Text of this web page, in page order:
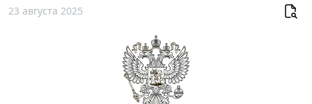
23 августа 2025